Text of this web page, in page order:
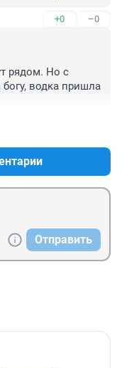
+0 –0
рядом. Но с
водка пришла
Отправить